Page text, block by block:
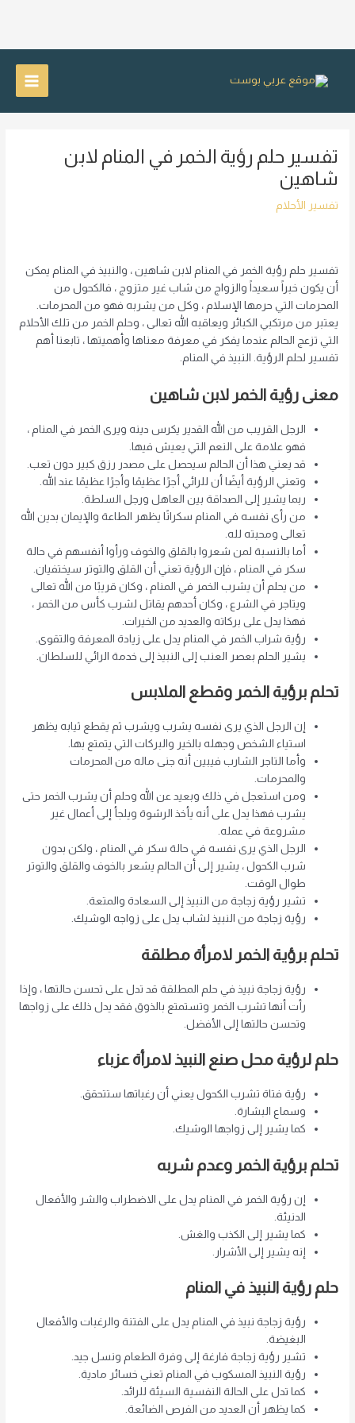
Main
تفسير حلم رؤية الخمر في المنام لابن
شاهين
تفسير الأحلام
تفسير حلم رؤية الخمر في المنام لابن شاهين ، والنبيذ في المنام يمكن
أن يكون خبراً سعيداً والزواج من شاب غير متزوج ، فالكحول من
المحرمات التي حرمها الإسلام ، وكل من يشربه فهو من المحرمات.
يعتبر من مرتكبي الكبائر ويعاقبه الله تعالى ، وحلم الخمر من تلك الأحلام
التي تزعج الحالم عندما يفكر في معرفة معناها وأهميتها ، تابعنا أهم
تفسير لحلم الرؤية. النبيذ في المنام.
معنى رؤية الخمر لابن شاهين
الرجل القريب من الله القدير يكرس دينه ويرى الخمر في المنام ،
فهو علامة على النعم التي يعيش فيها.
قد يعني هذا أن الحالم سيحصل على مصدر رزق كبير دون تعب.
وتعني الرؤية أيضًا أن للرائي أجرًا عظيمًا وأجرًا عظيمًا عند الله.
ربما يشير إلى الصداقة بين العاهل ورجل السلطة.
من رأى نفسه في المنام سكرانًا يظهر الطاعة والإيمان بدين الله
تعالى ومحبته لله.
أما بالنسبة لمن شعروا بالقلق والخوف ورأوا أنفسهم في حالة
سكر في المنام ، فإن الرؤية تعني أن القلق والتوتر سيختفيان.
من يحلم أن يشرب الخمر في المنام ، وكان قريبًا من الله تعالى
ويتاجر في الشرع ، وكان أحدهم يقاتل لشرب كأس من الخمر ،
فهذا يدل على بركاته والعديد من الخيرات.
رؤية شراب الخمر في المنام يدل على زيادة المعرفة والتقوى.
يشير الحلم بعصر العنب إلى النبيذ إلى خدمة الرائي للسلطان.
تحلم برؤية الخمر وقطع الملابس
إن الرجل الذي يرى نفسه يشرب ويشرب ثم يقطع ثيابه يظهر
استياء الشخص وجهله بالخير والبركات التي يتمتع بها.
وأما التاجر الشارب فيبين أنه جنى ماله من المحرمات
والمحرمات.
ومن استعجل في ذلك وبعيد عن الله وحلم أن يشرب الخمر حتى
يشرب فهذا يدل على أنه يأخذ الرشوة ويلجأ إلى أعمال غير
مشروعة في عمله.
الرجل الذي يرى نفسه في حالة سكر في المنام ، ولكن بدون
شرب الكحول ، يشير إلى أن الحالم يشعر بالخوف والقلق والتوتر
طوال الوقت.
تشير رؤية زجاجة من النبيذ إلى السعادة والمتعة.
رؤية زجاجة من النبيذ لشاب يدل على زواجه الوشيك.
تحلم برؤية الخمر لامرأة مطلقة
رؤية زجاجة نبيذ في حلم المطلقة قد تدل على تحسن حالتها ، وإذا
رأت أنها تشرب الخمر وتستمتع بالذوق فقد يدل ذلك على زواجها
وتحسن حالتها إلى الأفضل.
حلم لرؤية محل صنع النبيذ لامرأة عزباء
رؤية فتاة تشرب الكحول يعني أن رغباتها ستتحقق.
وسماع البشارة.
كما يشير إلى زواجها الوشيك.
تحلم برؤية الخمر وعدم شربه
إن رؤية الخمر في المنام يدل على الاضطراب والشر والأفعال
الدنيئة.
كما يشير إلى الكذب والغش.
إنه يشير إلى الأشرار.
حلم رؤية النبيذ في المنام
رؤية زجاجة نبيذ في المنام يدل على الفتنة والرغبات والأفعال
البغيضة.
تشير رؤية زجاجة فارغة إلى وفرة الطعام ونسل جيد.
رؤية النبيذ المسكوب في المنام تعني خسائر مادية.
كما تدل على الحالة النفسية السيئة للرائد.
كما يظهر أن العديد من الفرص الضائعة.